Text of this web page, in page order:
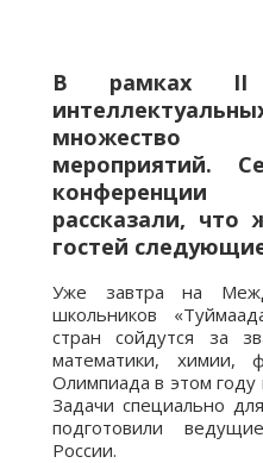
В рамках II
множество
мероприятий.
конференции
рассказали, что
гостей
Уже завтра на
школьников
стран сойдутся за
математики, химии,
Олимпиада в этом году
Задачи специально
подготовили
России.